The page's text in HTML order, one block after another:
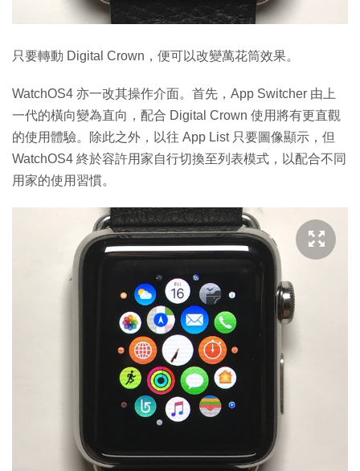
只要轉動 Digital Crown，便可以改變萬花筒效果。
WatchOS4 亦一改其操作介面。首先，App Switcher 由上
一代的橫向變為直向，配合 Digital Crown 使用將有更直觀
的使用體驗。除此之外，以往 App List 只要圖像顯示，但
WatchOS4 終於容許用家自行切換至列表模式，以配合不同
用家的使用習慣。